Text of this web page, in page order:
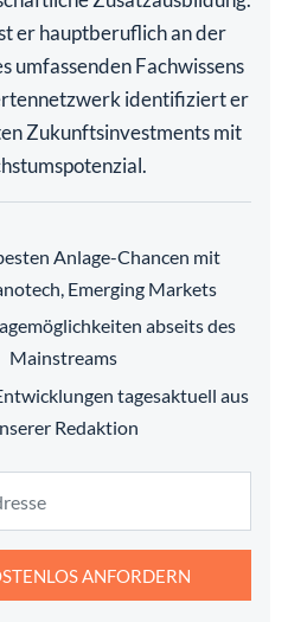
er hauptberuflich an der
umfassenden Fachwissens
identifiziert er
Zukunftsinvestments mit
Anlage-Chancen mit
Emerging Markets
abseits des
Mainstreams
tagesaktuell aus
Redaktion
ANFORDERN